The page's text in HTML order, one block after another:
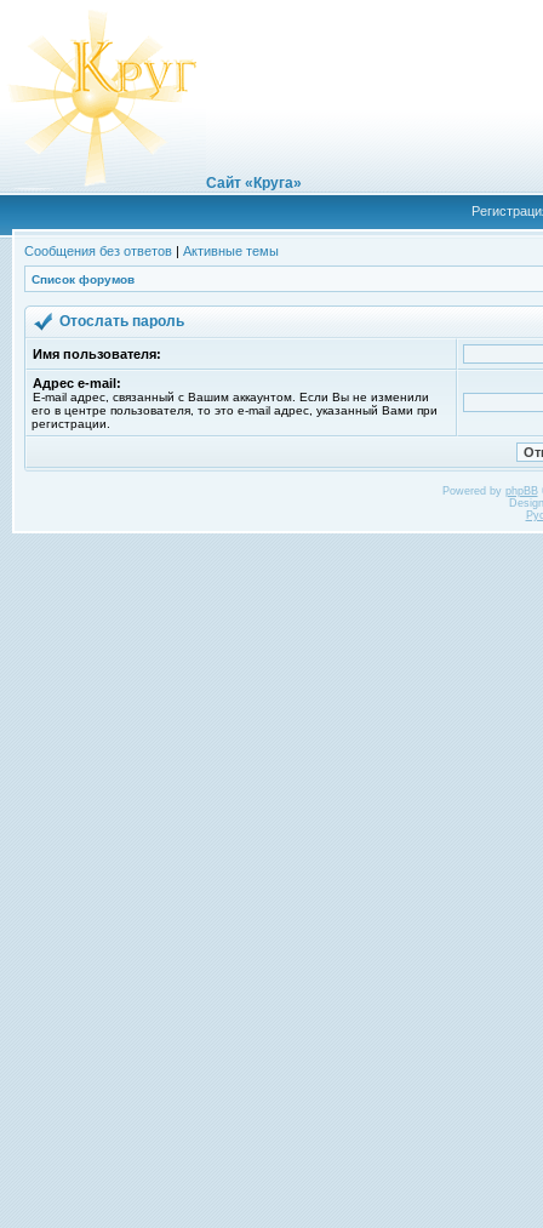
Сайт «Круга»
Сообщения без ответов | Активные темы
Список форумов
Отослать пароль
Имя пользователя:
Адрес e-mail:
E-mail адрес, связанный с Вашим аккаунтом. Если Вы не изменили
его в центре пользователя, то это e-mail адрес, указанный Вами при
регистрации.
Powered by phpBB